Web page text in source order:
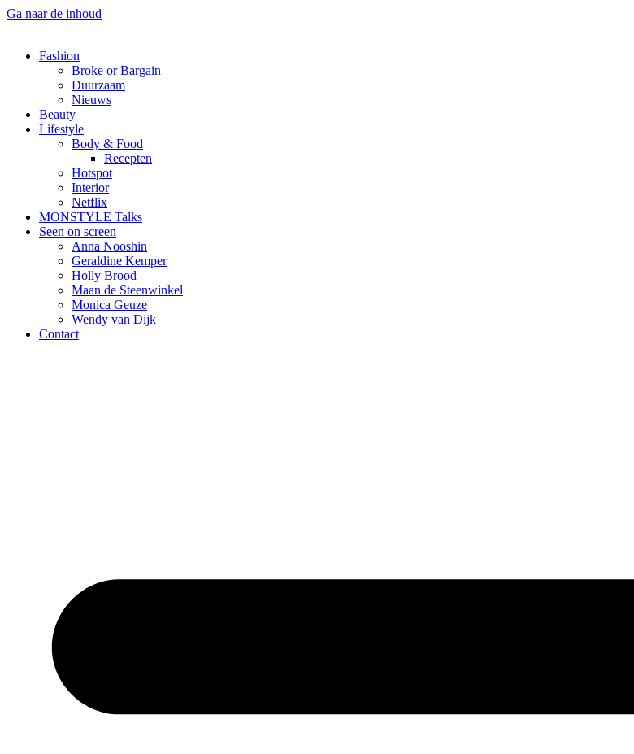
Ga naar de inhoud
Fashion
Broke or Bargain
Duurzaam
Nieuws
Beauty
Lifestyle
Body & Food
Recepten
Hotspot
Interior
Netflix
MONSTYLE Talks
Seen on screen
Anna Nooshin
Geraldine Kemper
Holly Brood
Maan de Steenwinkel
Monica Geuze
Wendy van Dijk
Contact